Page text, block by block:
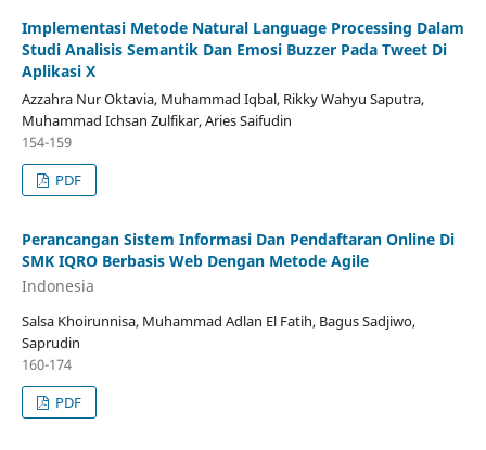
Implementasi Metode Natural Language Processing Dalam
Studi Analisis Semantik Dan Emosi Buzzer Pada Tweet Di
Aplikasi X
Azzahra Nur Oktavia, Muhammad Iqbal, Rikky Wahyu Saputra,
Muhammad Ichsan Zulfikar, Aries Saifudin
154-159
PDF
Perancangan Sistem Informasi Dan Pendaftaran Online Di
SMK IQRO Berbasis Web Dengan Metode Agile
Indonesia
Salsa Khoirunnisa, Muhammad Adlan El Fatih, Bagus Sadjiwo,
Saprudin
160-174
PDF